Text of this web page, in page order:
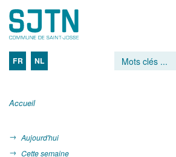
FR NL
Accueil
Aujourd'hui
Cette semaine